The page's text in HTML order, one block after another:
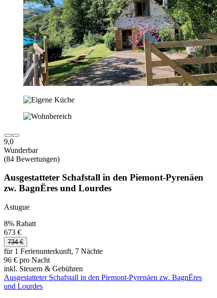
9,0
Wunderbar
(84 Bewertungen)
Ausgestatteter Schafstall in den Piemont-Pyrenäen
zw. BagnËres und Lourdes
Astugue
8% Rabatt
673 €
734 €
für 1 Ferienunterkunft, 7 Nächte
96 € pro Nacht
inkl. Steuern & Gebühren
Ausgestatteter Schafstall in den Piemont-Pyrenäen zw. BagnËres
und Lourdes